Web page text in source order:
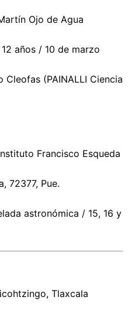
Ojo de Agua
años / 10 de marzo
(PAINALLI Ciencia
Francisco Esqueda
72377, Pue.
astronómica / 15, 16 y
Tlaxcala